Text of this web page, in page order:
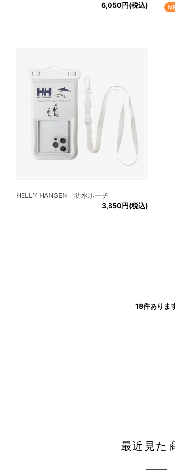
6,050円(税込)
HELLY HANSEN 防水ポーチ
3,850円(税込)
18件ありま
最近見た